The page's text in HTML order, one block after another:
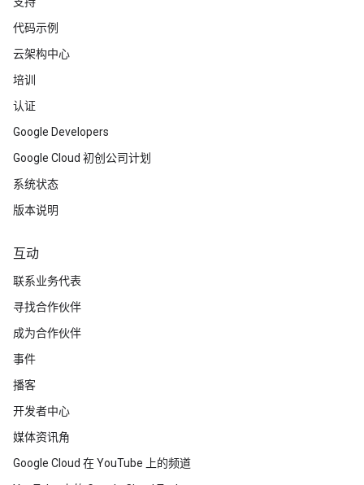
代码示例
云架构中心
培训
认证
Google Developers
Google Cloud 初创公司计划
系统状态
版本说明
互动
联系业务代表
寻找合作伙伴
成为合作伙伴
事件
播客
开发者中心
媒体资讯角
Google Cloud 在 YouTube 上的频道